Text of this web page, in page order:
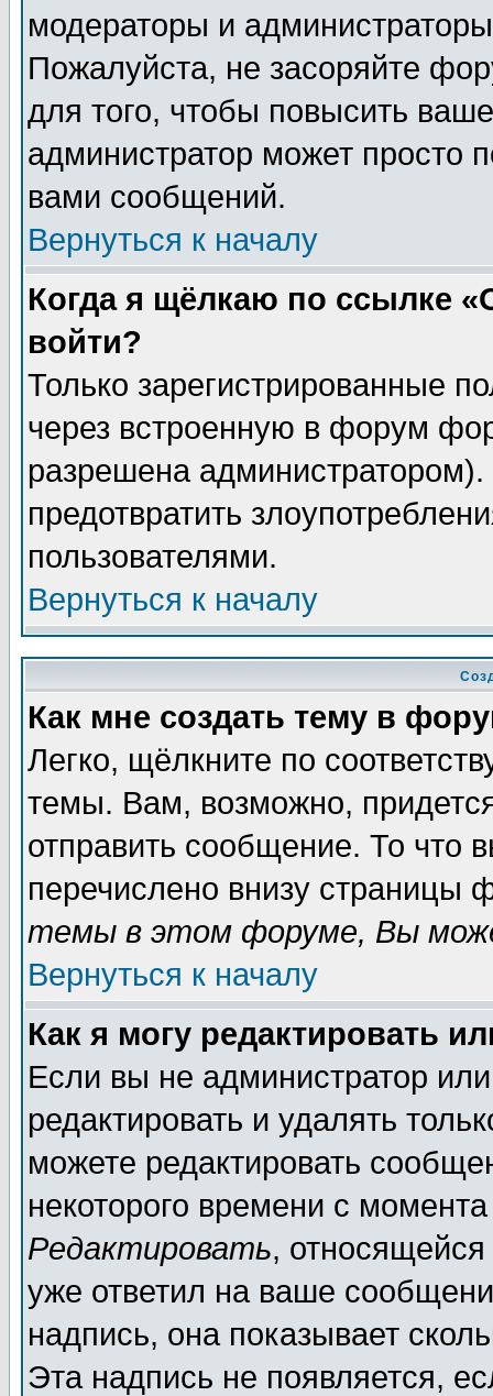
модераторы и
Пожалуйста, не засоряйте
для того, чтобы повысить
администратор может просто
вами сообщений.
Вернуться к началу
Когда я щёлкаю по ссылке
войти?
Только зарегистрированные
через встроенную в форум
разрешена
предотвратить
пользователями.
Вернуться к началу
Как мне создать тему в
Легко, щёлкните по
темы. Вам, возможно,
отправить сообщение. То что
перечислено внизу страницы
темы в этом форуме, Вы
Вернуться к началу
Как я могу редактировать
Если вы не администратор
редактировать и удалять
можете редактировать
некоторого времени с
Редактировать,
уже ответил на ваше
надпись, она показывает
Эта надпись не появляется,